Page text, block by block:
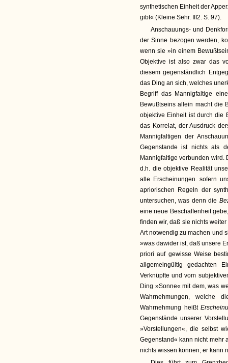
synthetischen Einheit der
gibt« (Kleine Sehr. III2. S. 97).
Anschauungs- und
der Sinne bezogen werden,
wenn sie »in einem
Objektive ist also zwar das
diesem gegenständlich
das Ding an sich, welches
Begriff das Mannigfaltige
Bewußtseins allein macht die
objektive Einheit ist durch die
das Korrelat, der Ausdruck
Mannigfaltigen der
Gegenstande ist nichts als
Mannigfaltige verbunden wird.
d.h. die objektive Realität
alle Erscheinungen. sofern
apriorischen Regeln der
untersuchen, was denn die
eine neue Beschaffenheit
finden wir, daß sie nichts
Art notwendig zu machen und
»was dawider ist, daß unsere
priori auf gewisse Weise
allgemeingültig gedachten
Verknüpfte und vom
Ding »Sonne« mit dem, was
Wahrnehmungen, welche
Wahrnehmung heißt
Gegenstände unserer
»Vorstellungen«, die selbst
Gegenstand« kann nicht mehr
nichts wissen können; er kann